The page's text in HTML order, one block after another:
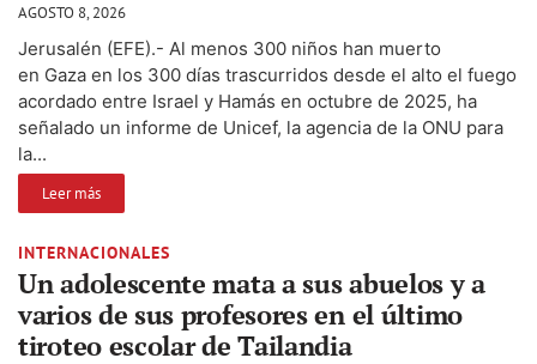
AGOSTO 8, 2026
Jerusalén (EFE).- Al menos 300 niños han muerto
en Gaza en los 300 días trascurridos desde el alto el fuego
acordado entre Israel y Hamás en octubre de 2025, ha
señalado un informe de Unicef, la agencia de la ONU para
la...
Leer más
INTERNACIONALES
Un adolescente mata a sus abuelos y a
varios de sus profesores en el último
tiroteo escolar de Tailandia